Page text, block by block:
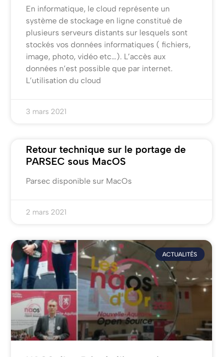
En informatique, le cloud représente un
système de stockage en ligne constitué de
plusieurs serveurs distants sur lesquels sont
stockés vos données informatiques ( fichiers,
image, photo, vidéo etc…). L’accès aux
données n’est possible que par internet.
L’utilisation du cloud
3 mars 2021
Retour technique sur le portage de
PARSEC sous MacOS
Parsec disponible sur MacOs
2 mars 2021
ACTUALITÉS